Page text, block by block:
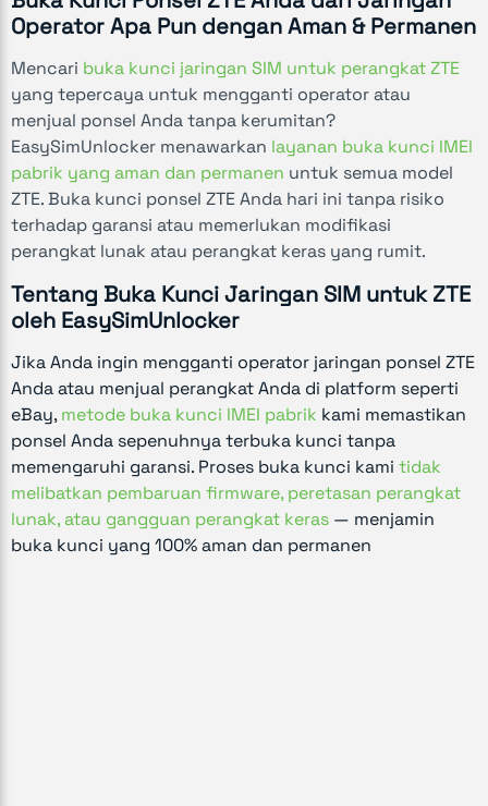
Operator Apa Pun dengan Aman & Permanen
Mencari buka kunci jaringan SIM untuk perangkat ZTE
yang tepercaya untuk mengganti operator atau
menjual ponsel Anda tanpa kerumitan?
EasySimUnlocker menawarkan layanan buka kunci IMEI
pabrik yang aman dan permanen untuk semua model
ZTE. Buka kunci ponsel ZTE Anda hari ini tanpa risiko
terhadap garansi atau memerlukan modifikasi
perangkat lunak atau perangkat keras yang rumit.
Tentang Buka Kunci Jaringan SIM untuk ZTE
oleh EasySimUnlocker
Jika Anda ingin mengganti operator jaringan ponsel ZTE
Anda atau menjual perangkat Anda di platform seperti
eBay, metode buka kunci IMEI pabrik kami memastikan
ponsel Anda sepenuhnya terbuka kunci tanpa
memengaruhi garansi. Proses buka kunci kami tidak
melibatkan pembaruan firmware, peretasan perangkat
lunak, atau gangguan perangkat keras — menjamin
buka kunci yang 100% aman dan permanen